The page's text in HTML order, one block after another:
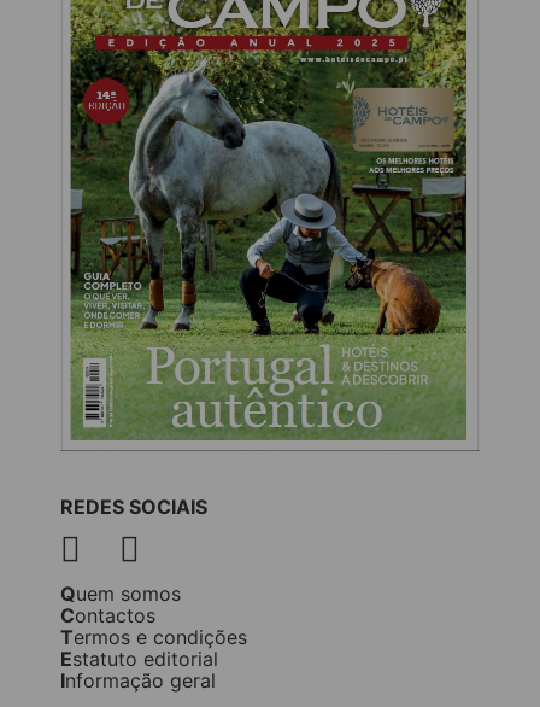
REDES SOCIAIS
Quem somos
Contactos
Termos e condições
Estatuto editorial
Informação geral